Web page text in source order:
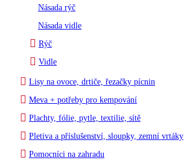
Násada rýč
Násada vidle
Rýč
Vidle
Lisy na ovoce, drtiče, řezačky pícnin
Meva + potřeby pro kempování
Plachty, fólie, pytle, textilie, sítě
Pletiva a příslušenství, sloupky, zemní vrtáky
Pomocníci na zahradu